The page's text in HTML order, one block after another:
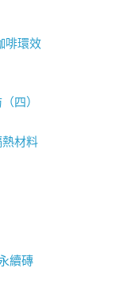
啡環效
四）
材料
續磚